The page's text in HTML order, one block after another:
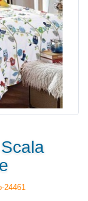
24461